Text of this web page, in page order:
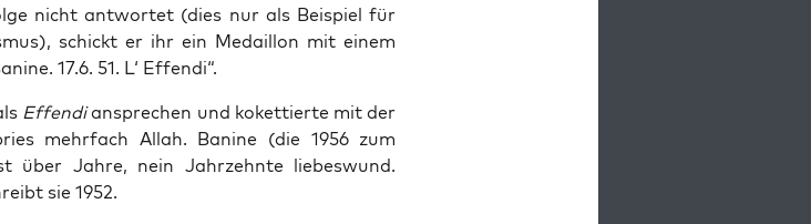
nicht ant­wor­tet (dies nur als Bei­spiel für
schickt er ihr ein Medail­lon mit einem
17.6. 51. L‘ Effendi“.
Effen­dianspre­chen und koket­tier­te mit der
mehr­fach Allah. Bani­ne (die 1956 zum
über Jah­re, nein Jahr­zehn­te lie­bes­wund.
sie 1952.